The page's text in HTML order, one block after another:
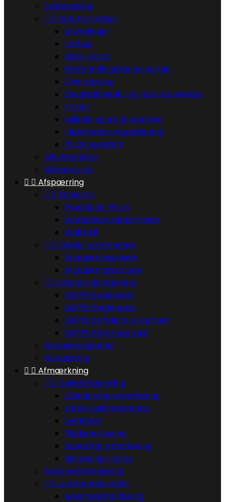
Systemskilte
  Naturstyrelsen
Anvisninger
Forbud
Ruter og tal
Toilet, indkvartering og lign.
Overnatning
Seværdigheder og naturoplevelser
Fiskeri
Sejlads, sport og badning
Information og parkering
Privat ejendom
Mountainbike
Militærskilte
  Afspærring
  Tensator
Traditional Posts
Workplace Safety Posts
Wall Unit
  Kæder og standere
Afspærringskæde
Afspærringsstolper
  Skipper afspærring
SKIPPER udendørs
SKIPPER indendørs
SKIPPER affald & sikkerhed
SKIPPER barriere sæt
Afspærringsbånd
Afspærring
  Afmærkning
  Gulvafmærkning
Standard gulvmarkering
Safety gulvmarkering
Symboler
Pladsmarkering
Special gulvmarkering
Markerings spray
Advarselsmarkering
  Low Location Light
Advarselsmarkering